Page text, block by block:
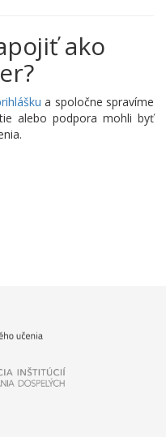
ako
a spoločne spravíme
alebo podpora mohli byť